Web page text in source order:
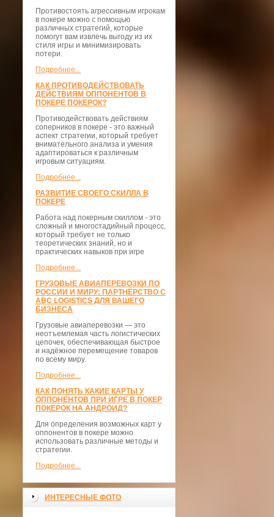
Противостоять агрессивным игрокам
в покере можно с помощью
различных стратегий, которые
помогут вам извлечь выгоду из их
стиля игры и минимизировать
потери.
Подробнее...
КАК ПРОТИВОДЕЙСТВОВАТЬ
ДЕЙСТВИЯМ ОППОНЕНТОВ В
ПОКЕРЕ ПОКЕРОК?
Противодействовать действиям
соперников в покере - это важный
аспект стратегии, который требует
внимательного анализа и умения
адаптироваться к различным
игровым ситуациям.
Подробнее...
РАЗВИТИЕ СВОЕГО СКИЛЛА В
ПОКЕРЕ
Работа над покерным скиллом - это
сложный и многостадийный процесс,
который требует не только
теоретических знаний, но и
практических навыков при игре
Подробнее...
ГРУЗОВЫЕ АВИАПЕРЕВОЗКИ ПО
РОССИИ И МИРУ: ПАРТНЁРСТВО С
ABC LOGISTICS ДЛЯ ВАШЕГО
БИЗНЕСА
Грузовые авиаперевозки — это
неотъемлемая часть логистических
цепочек, обеспечивающая быстрое
и надёжное перемещение товаров
по всему миру.
Подробнее...
КАК ПОНЯТЬ КАКИЕ КАРТЫ У
ОППОНЕНТОВ ПРИ ИГРЕ В ПОКЕР
ПОКЕРОК НА АНДРОИД?
Для определения возможных карт у
оппонентов в покере можно
использовать различные методы и
стратегии.
Подробнее...
ИНТЕРЕСНЫЕ ФОТО